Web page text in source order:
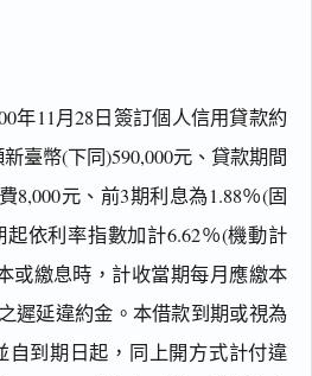
年11月28日簽訂個人信用貸款約
臺幣(下同)590,000元、貸款期間
8,000元、前3期利息為1.88％(固
依利率指數加計6.62％(機動計
或繳息時，計收當期每月應繳本
遲延違約金。本借款到期或視為
自到期日起，同上開方式計付違